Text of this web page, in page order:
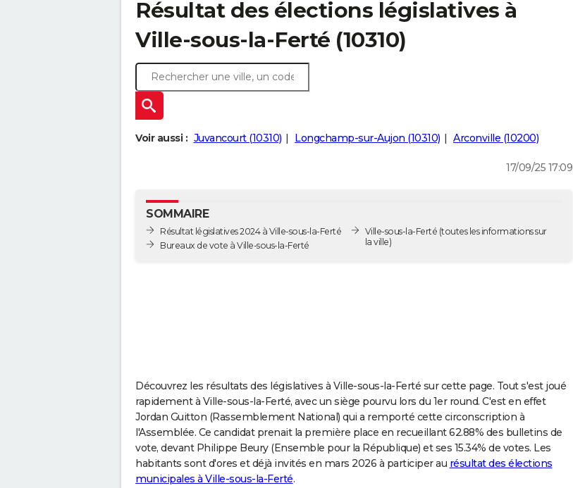
Résultat des élections législatives à
Ville-sous-la-Ferté (10310)
Voir aussi : Juvancourt (10310) Longchamp-sur-Aujon (10310) Arconville (10200)
17/09/25 17:09
SOMMAIRE
Résultat législatives 2024 à Ville-sous-la-Ferté
Bureaux de vote à Ville-sous-la-Ferté
Ville-sous-la-Ferté (toutes les informations sur
la ville)
Découvrez les résultats des législatives à Ville-sous-la-Ferté sur cette page. Tout s'est joué
rapidement à Ville-sous-la-Ferté, avec un siège pourvu lors du 1er round. C'est en effet
Jordan Guitton (Rassemblement National) qui a remporté cette circonscription à
l'Assemblée. Ce candidat prenait la première place en recueillant 62.88% des bulletins de
vote, devant Philippe Beury (Ensemble pour la République) et ses 15.34% de votes. Les
habitants sont d'ores et déjà invités en mars 2026 à participer au résultat des élections
municipales à Ville-sous-la-Ferté.